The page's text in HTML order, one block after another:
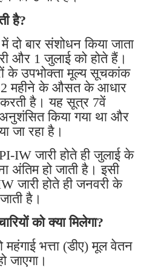
है?
दो बार संशोधन किया जाता
और 1 जुलाई को होते हैं।
के उपभोक्ता मूल्य सूचकांक
महीने के औसत के आधार
करती है। यह सूत्र 7वें
किया गया था और
जा रहा है।
IW जारी होते ही जुलाई के
अंतिम हो जाती है। इसी
जारी होते ही जनवरी के
है।
को क्या मिलेगा?
महंगाई भत्ता (डीए) मूल वेतन
जाएगा।